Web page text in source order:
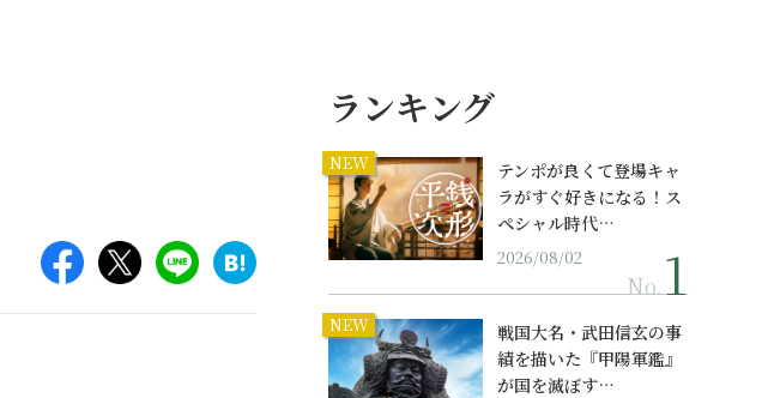
ランキング
NEW
テンポが良くて登場キャ
ラがすぐ好きになる！ス
ペシャル時代…
2026/08/02
No.
NEW
戦国大名・武田信玄の事
績を描いた『甲陽軍鑑』
が国を滅ぼす…